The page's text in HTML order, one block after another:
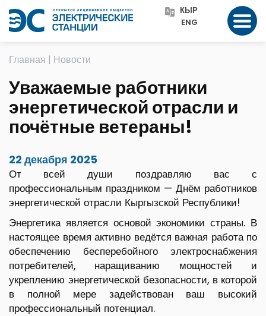
КЫР
ENG
Главная | Новости
Уважаемые работники
энергетической отрасли и
почётные ветераны!
22 декабря 2025
От всей души поздравляю вас с
профессиональным праздником — Днём работников
энергетической отрасли Кыргызской Республики!
Энергетика является основой экономики страны. В
настоящее время активно ведётся важная работа по
обеспечению бесперебойного электроснабжения
потребителей, наращиванию мощностей и
укреплению энергетической безопасности, в которой
в полной мере задействован ваш высокий
профессиональный потенциал.